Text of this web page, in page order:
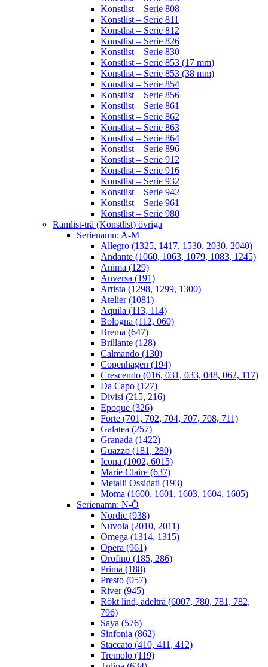
Konstlist – Serie 808
Konstlist – Serie 811
Konstlist – Serie 812
Konstlist – Serie 826
Konstlist – Serie 830
Konstlist – Serie 853 (17 mm)
Konstlist – Serie 853 (38 mm)
Konstlist – Serie 854
Konstlist – Serie 856
Konstlist – Serie 861
Konstlist – Serie 862
Konstlist – Serie 863
Konstlist – Serie 864
Konstlist – Serie 896
Konstlist – Serie 912
Konstlist – Serie 916
Konstlist – Serie 932
Konstlist – Serie 942
Konstlist – Serie 961
Konstlist – Serie 980
Ramlist-trä (Konstlist) övriga
Serienamn: A-M
Allegro (1325, 1417, 1530, 2030, 2040)
Andante (1060, 1063, 1079, 1083, 1245)
Anima (129)
Anversa (191)
Artista (1298, 1299, 1300)
Atelier (1081)
Aquila (113, 114)
Bologna (112, 060)
Brema (647)
Brillante (128)
Calmando (130)
Copenhagen (194)
Crescendo (016, 031, 033, 048, 062, 117)
Da Capo (127)
Divisi (215, 216)
Epoque (326)
Forte (701, 702, 704, 707, 708, 711)
Galatea (257)
Granada (1422)
Guazzo (181, 280)
Icona (1002, 6015)
Marie Claire (637)
Metalli Ossidati (193)
Moma (1600, 1601, 1603, 1604, 1605)
Serienamn: N-Ö
Nordic (938)
Nuvola (2010, 2011)
Omega (1314, 1315)
Opera (961)
Orofino (185, 286)
Prima (188)
Presto (057)
River (945)
Rökt lind, ädelträ (6007, 780, 781, 782,
796)
Saya (576)
Sinfonia (862)
Staccato (410, 411, 412)
Tremolo (119)